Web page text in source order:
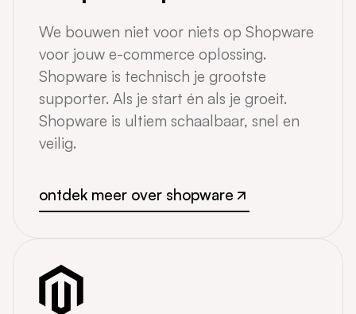
We bouwen niet voor niets op Shopware
voor jouw e-commerce oplossing.
Shopware is technisch je grootste
supporter. Als je start én als je groeit.
Shopware is ultiem schaalbaar, snel en
veilig.
ontdek meer over shopware
ontdek meer over shopware